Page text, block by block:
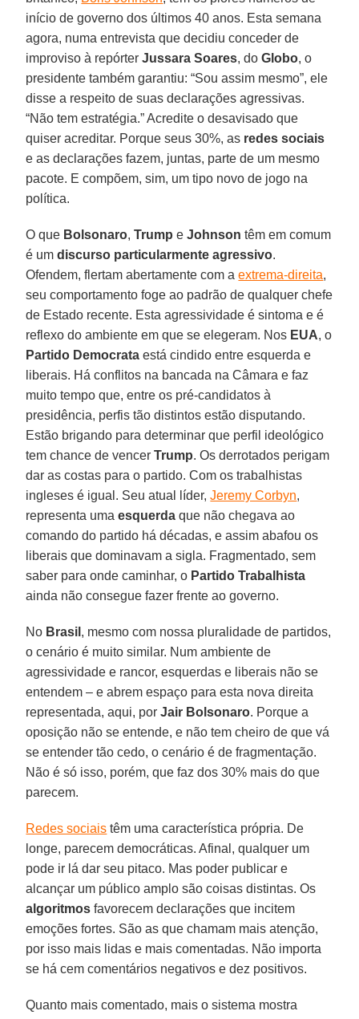
início de governo dos últimos 40 anos. Esta semana
agora, numa entrevista que decidiu conceder de
improviso à repórter Jussara Soares, doGlobo, o
presidente também garantiu: “Sou assim mesmo”, ele
disse a respeito de suas declarações agressivas.
“Não tem estratégia.” Acredite o desavisado que
quiser acreditar. Porque seus 30%, as redes sociais
e as declarações fazem, juntas, parte de um mesmo
pacote. E compõem, sim, um tipo novo de jogo na
política.
O que Bolsonaro,Trump eJohnson têm em comum
é umdiscurso particularmente agressivo.
Ofendem, flertam abertamente com aextrema-direita,
seu comportamento foge ao padrão de qualquer chefe
de Estado recente. Esta agressividade é sintoma e é
reflexo do ambiente em que se elegeram. Nos EUA, o
Partido Democrata está cindido entre esquerda e
liberais. Há conflitos na bancada na Câmara e faz
muito tempo que, entre os pré-candidatos à
presidência, perfis tão distintos estão disputando.
Estão brigando para determinar que perfil ideológico
tem chance de vencerTrump. Os derrotados perigam
dar as costas para o partido. Com os trabalhistas
ingleses é igual. Seu atual líder,Jeremy Corbyn,
representa umaesquerda que não chegava ao
comando do partido há décadas, e assim abafou os
liberais que dominavam a sigla. Fragmentado, sem
saber para onde caminhar, o Partido Trabalhista
ainda não consegue fazer frente ao governo.
No Brasil , mesmo com nossa pluralidade de partidos,
o cenário é muito similar. Num ambiente de
agressividade e rancor, esquerdas e liberais não se
entendem – e abrem espaço para esta nova direita
representada, aqui, porJair Bolsonaro. Porque a
oposição não se entende, e não tem cheiro de que vá
se entender tão cedo, o cenário é de fragmentação.
Não é só isso, porém, que faz dos 30% mais do que
parecem.
Redes sociais têm uma característica própria. De
longe, parecem democráticas. Afinal, qualquer um
pode ir lá dar seu pitaco. Mas poder publicar e
alcançar um público amplo são coisas distintas. Os
algoritmos favorecem declarações que incitem
emoções fortes. São as que chamam mais atenção,
por isso mais lidas e mais comentadas. Não importa
se há cem comentários negativos e dez positivos.
Quanto mais comentado, mais o sistema mostra